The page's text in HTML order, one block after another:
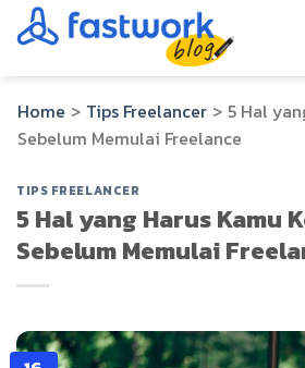
Skip
to
Home > Tips Freelancer > 5 Hal
Sebelum Memulai Freelance
TIPS FREELANCER
5 Hal yang Harus Kamu
Sebelum Memulai